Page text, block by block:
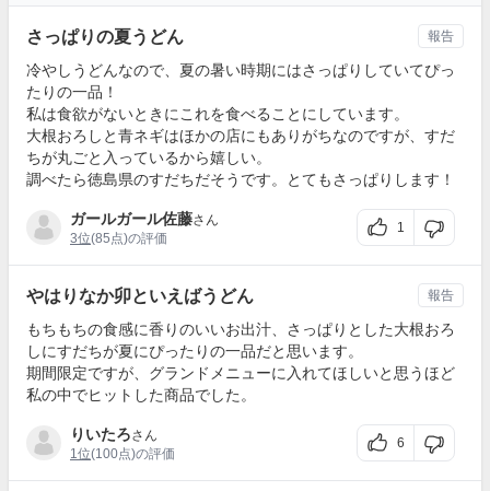
さっぱりの夏うどん
冷やしうどんなので、夏の暑い時期にはさっぱりしていてぴっ
たりの一品！
私は食欲がないときにこれを食べることにしています。
大根おろしと青ネギはほかの店にもありがちなのですが、すだ
ちが丸ごと入っているから嬉しい。
調べたら徳島県のすだちだそうです。とてもさっぱりします！
ガールガール佐藤さん
3位(85点)の評価
1
報告
やはりなか卯といえばうどん
もちもちの食感に香りのいいお出汁、さっぱりとした大根おろ
しにすだちが夏にぴったりの一品だと思います。
期間限定ですが、グランドメニューに入れてほしいと思うほど
私の中でヒットした商品でした。
りいたろさん
1位(100点)の評価
6
報告